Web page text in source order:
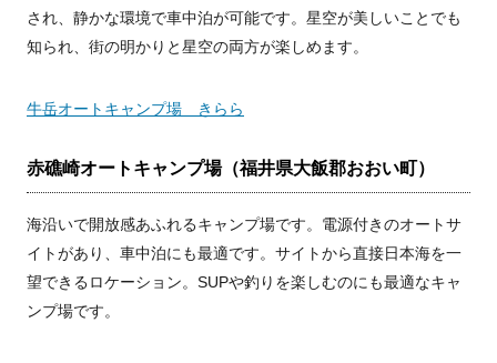
され、静かな環境で車中泊が可能です。星空が美しいことでも
知られ、街の明かりと星空の両方が楽しめます。
牛岳オートキャンプ場 きらら
赤礁崎オートキャンプ場（福井県大飯郡おおい町）
海沿いで開放感あふれるキャンプ場です。電源付きのオートサ
イトがあり、車中泊にも最適です。サイトから直接日本海を一
望できるロケーション。SUPや釣りを楽しむのにも最適なキャ
ンプ場です。